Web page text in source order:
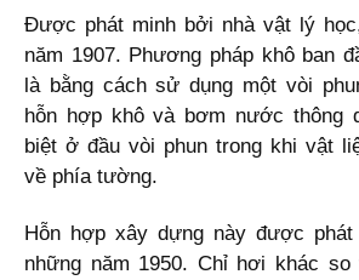
Được phát minh bởi nhà vật lý
năm 1907. Phương pháp khô ban
là bằng cách sử dụng một vòi
hỗn hợp khô và bơm nước thông
biệt ở đầu vòi phun trong khi vật
về phía tường.
Hỗn hợp xây dựng này được
những năm 1950. Chỉ hơi khác